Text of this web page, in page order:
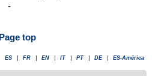
-
Page top
ES FR EN IT PT DE ES-América